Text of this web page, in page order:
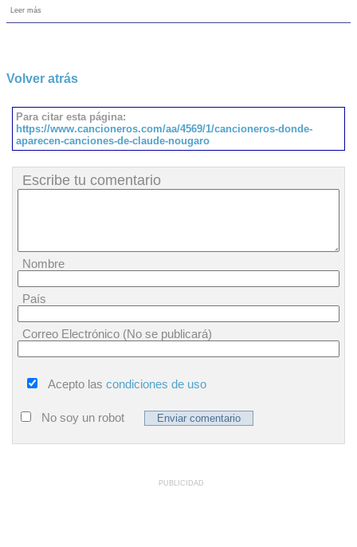
Leer más
Volver atrás
Para citar esta página:
https://www.cancioneros.com/aa/4569/1/cancioneros-donde-
aparecen-canciones-de-claude-nougaro
Escribe tu comentario
Nombre
País
Correo Electrónico (No se publicará)
Acepto las condiciones de uso
No soy un robot
PUBLICIDAD